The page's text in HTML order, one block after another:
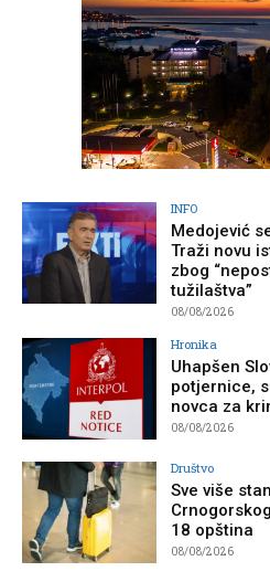
INFO
Medojević
Traži novu
zbog
tužilaštva”
08/08/2026
Hronika
Uhapšen
potjernice,
novca za
08/08/2026
Društvo
Sve više
18 opština
08/08/2026